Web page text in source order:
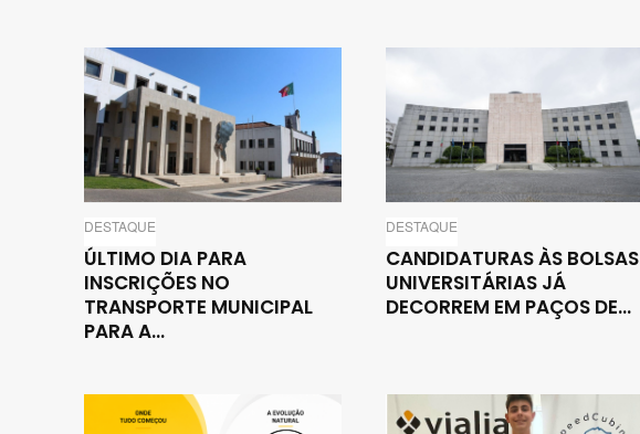
DESTAQUE
ÚLTIMO DIA PARA
INSCRIÇÕES NO
TRANSPORTE MUNICIPAL
PARA A...
DESTAQUE
CANDIDATURAS ÀS BOLSAS
UNIVERSITÁRIAS JÁ
DECORREM EM PAÇOS DE...